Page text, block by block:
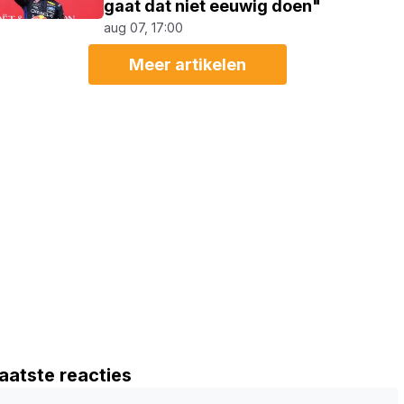
gaat dat niet eeuwig doen"
aug 07, 17:00
Meer artikelen
reacties